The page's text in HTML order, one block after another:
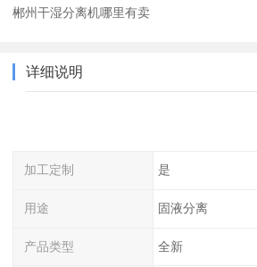
郴州干湿分离机哪里有卖
详细说明
加工定制 是
用途 固液分离
产品类型 全新